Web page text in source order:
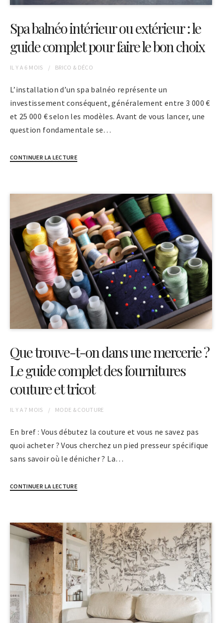
Spa balnéo intérieur ou extérieur : le
guide complet pour faire le bon choix
IL Y A 6 MOIS BRICO & DÉCO
L’installation d’un spa balnéo représente un
investissement conséquent, généralement entre 3 000 €
et 25 000 € selon les modèles. Avant de vous lancer, une
question fondamentale se…
CONTINUER LA LECTURE
Que trouve-t-on dans une mercerie ?
Le guide complet des fournitures
couture et tricot
IL Y A7 MOIS MODE & COUTURE
En bref : Vous débutez la couture et vous ne savez pas
quoi acheter ? Vous cherchez un pied presseur spécifique
sans savoir où le dénicher ? La…
CONTINUER LA LECTURE